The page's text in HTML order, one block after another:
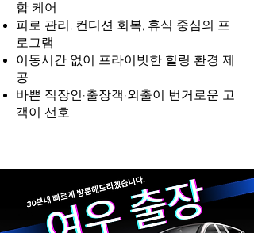
합 케어
피로 관리, 컨디션 회복, 휴식 중심의 프
로그램
이동시간 없이 프라이빗한 힐링 환경 제
공
바쁜 직장인·출장객·외출이 번거로운 고
객이 선호